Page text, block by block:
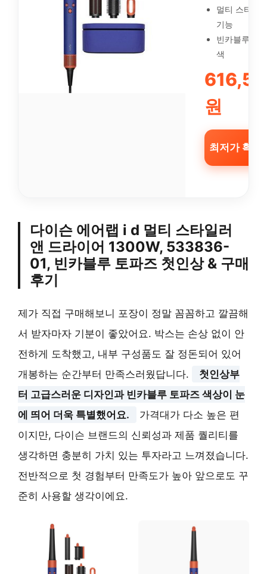
멀티 스타일
기능
빈카블루 토
색
원
최저가 확
다이슨 에어랩 i d 멀티 스타일러
앤 드라이어 1300W, 533836-
01, 빈카블루 토파즈 첫인상 & 구매
후기
제가 직접 구매해보니 포장이 정말 꼼꼼하고 깔끔해
서 받자마자 기분이 좋았어요. 박스는 손상 없이 안
전하게 도착했고, 내부 구성품도 잘 정돈되어 있어
개봉하는 순간부터 만족스러웠답니다.
첫인상부
터 고급스러운 디자인과 빈카블루 토파즈 색상이 눈
에 띄어 더욱 특별했어요.
가격대가 다소 높은 편
이지만, 다이슨 브랜드의 신뢰성과 제품 퀄리티를
생각하면 충분히 가치 있는 투자라고 느껴졌습니다.
전반적으로 첫 경험부터 만족도가 높아 앞으로도 꾸
준히 사용할 생각이에요.